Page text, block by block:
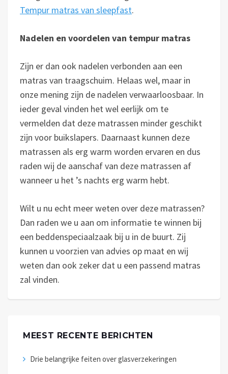
Tempur matras van sleepfast.
Nadelen en voordelen van tempur matras
Zijn er dan ook nadelen verbonden aan een
matras van traagschuim. Helaas wel, maar in
onze mening zijn de nadelen verwaarloosbaar. In
ieder geval vinden het wel eerlijk om te
vermelden dat deze matrassen minder geschikt
zijn voor buikslapers. Daarnaast kunnen deze
matrassen als erg warm worden ervaren en dus
raden wij de aanschaf van deze matrassen af
wanneer u het ’s nachts erg warm hebt.
Wilt u nu echt meer weten over deze matrassen?
Dan raden we u aan om informatie te winnen bij
een beddenspeciaalzaak bij u in de buurt. Zij
kunnen u voorzien van advies op maat en wij
weten dan ook zeker dat u een passend matras
zal vinden.
MEEST RECENTE BERICHTEN
Drie belangrijke feiten over glasverzekeringen